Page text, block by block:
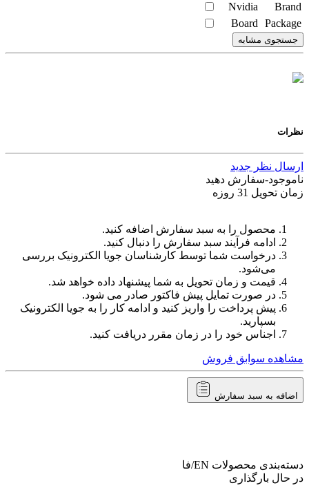
Brand
Nvidia
Package
Board
جستجوی مشابه
نظرات
ارسال نظر جدید
ناموجود-سفارش دهید
زمان تحویل 31 روزه
محصول را به سبد سفارش اضافه کنید.
ادامه فرآیند سبد سفارش را دنبال کنید.
درخواست شما توسط کارشناسان جویا الکترونیک بررسی
می‌شود.
قیمت و زمان تحویل به شما پیشنهاد داده خواهد شد.
در صورت تمایل پیش فاکتور صادر می شود.
پیش پرداخت را واریز کنید و ادامه کار را به جویا الکترونیک
بسپارید.
اجناس خود را در زمان مقرر دریافت کنید.
مشاهده سوابق فروش
اضافه به سبد سفارش
دسته‌بندی محصولات EN/فا
در حال بارگذاری